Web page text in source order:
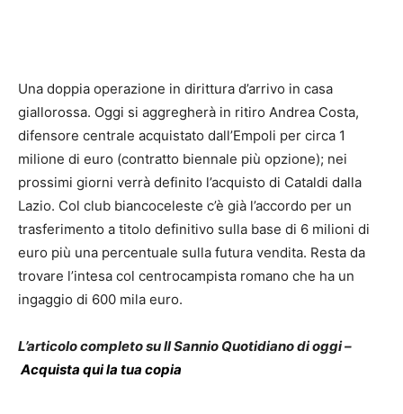
Una doppia operazione in dirittura d’arrivo in casa
giallorossa. Oggi si aggregherà in ritiro Andrea Costa,
difensore centrale acquistato dall’Empoli per circa 1
milione di euro (contratto biennale più opzione); nei
prossimi giorni verrà definito l’acquisto di Cataldi dalla
Lazio. Col club biancoceleste c’è già l’accordo per un
trasferimento a titolo definitivo sulla base di 6 milioni di
euro più una percentuale sulla futura vendita. Resta da
trovare l’intesa col centrocampista romano che ha un
ingaggio di 600 mila euro.
L’articolo completo su Il Sannio Quotidiano di oggi –
Acquista qui la tua copia